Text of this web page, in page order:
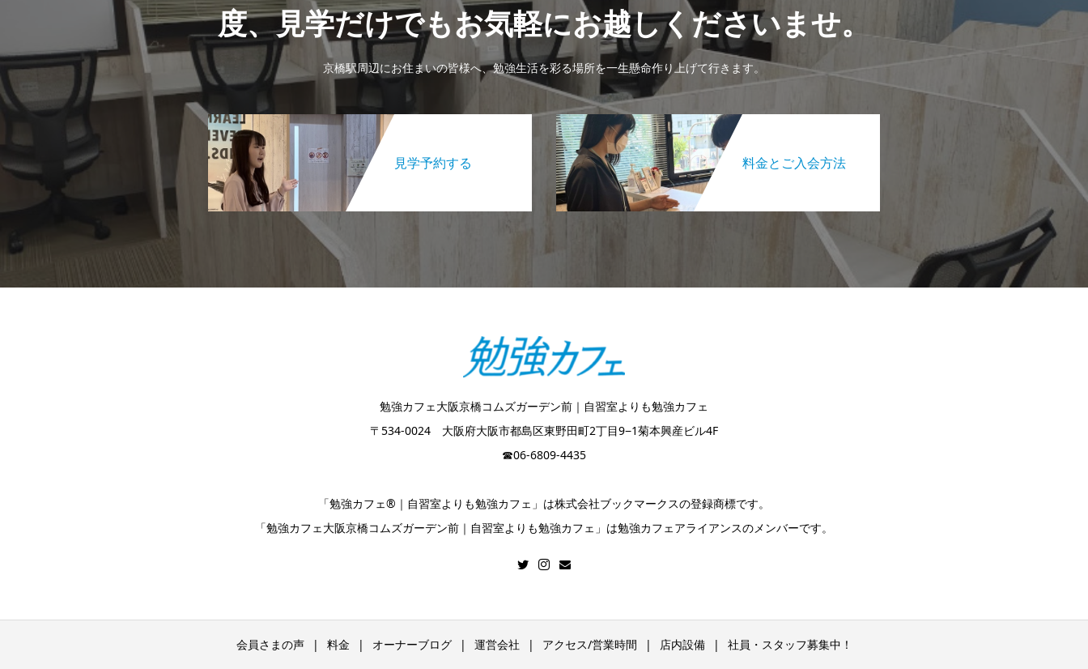
度、見学だけでもお気軽にお越しくださいませ。
京橋駅周辺にお住まいの皆様へ、勉強生活を彩る場所を一生懸命作り上げて行きます。
見学予約する 料金とご入会方法
勉強カフェ大阪京橋コムズガーデン前｜自習室よりも勉強カフェ
〒534-0024 大阪府大阪市都島区東野田町2丁目9−1菊本興産ビル4F
☎︎06-6809-4435
「勉強カフェ®｜自習室よりも勉強カフェ」は株式会社ブックマークスの登録商標です。
「勉強カフェ大阪京橋コムズガーデン前｜自習室よりも勉強カフェ」は勉強カフェアライアンスのメンバーです。
会員さまの声 料金 オーナーブログ 運営会社 アクセス/営業時間 店内設備 社員・スタッフ募集中！